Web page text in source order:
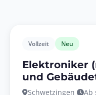
Vollzeit Neu
Elektroniker
und
Schwetzingen Ab